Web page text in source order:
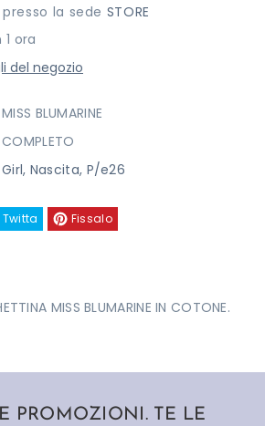
la sede STORE
ora
del negozio
MISS BLUMARINE
COMPLETO
Girl, Nascita, P/e26
Twitta Fissalo
MISS BLUMARINE IN COTONE.
PROMOZIONI. TE LE